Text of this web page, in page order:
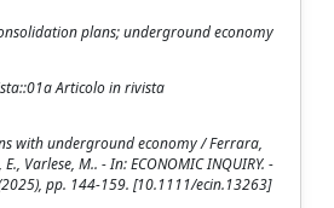
plans; underground economy
Articolo in rivista
with underground economy / Ferrara,
Varlese, M.. - In: ECONOMIC INQUIRY. -
pp. 144-159. [10.1111/ecin.13263]